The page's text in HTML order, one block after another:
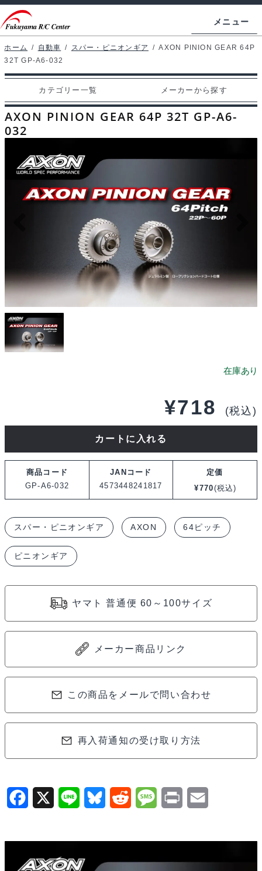
ビ
ゲ
ー
シ
ン
へ
ン
テ
ン
ツ
ス
キ
メニュー
ホームページ
マイアカウント
カート
支払い
カテゴリー一覧
メーカーから探す
ホーム / 自動車 / スパー・ピニオンギア / AXON PINION GEAR 64P
32T GP-A6-032
カテゴリー一覧 メーカーから探す
AXON PINION GEAR 64P 32T GP-A6-
032
¥718 (税込)
GEAR
32T
GP-
A6-
032
個
カートに入れる
商品コード
GP-A6-032
JANコード
4573448241817
定価
¥770(税込)
スパー・ピニオンギア AXON 64ピッチ
ピニオンギア
ヤマト 普通便 60～100サイズ
メーカー商品リンク
この商品をメールで問い合わせ
再入荷通知の受け取り方法
c
e
X
n
e
B
u
e
R
d
d
M
s
s
P
i
n
a
i